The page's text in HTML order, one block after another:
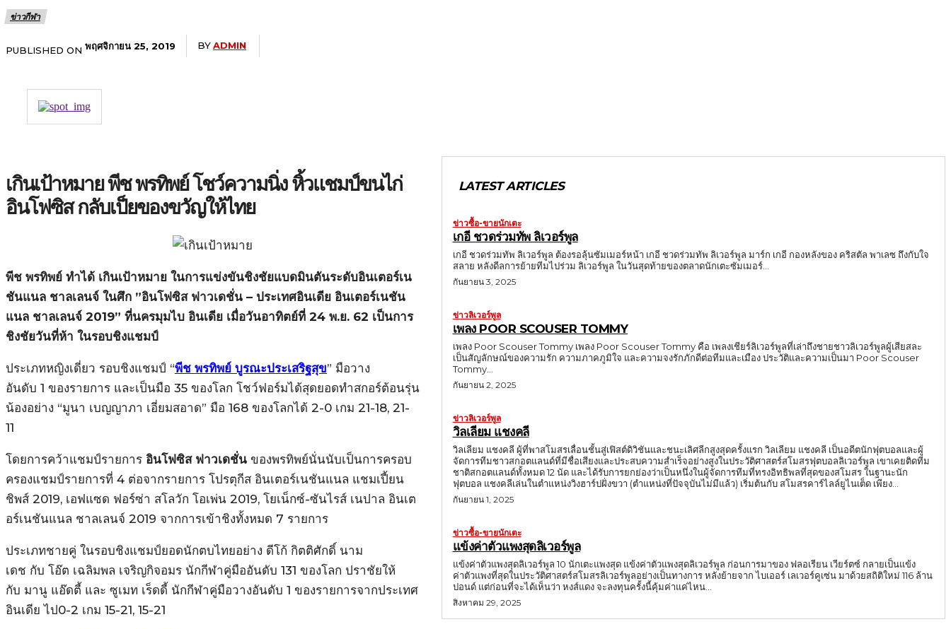
ข่าวกีฬา
PUBLISHED ON พฤศจิกายน 25, 2019 BYADMIN
เกินเป้าหมาย พีช พรทิพย์ โชว์ความนิ่ง หิ้วแชมป์ขนไก่
อินโฟซิส กลับเป็ยของขวัญให้ไทย
พีช พรทิพย์ ทำได้ เกินเป้าหมาย ในการแข่งขันชิงชัยแบดมินตันระดับอินเตอร์เน
ชันแนล ชาลเลนจ์ ในศึก ”อินโฟซิส ฟาวเดชั่น – ประเทศอินเดีย อินเตอร์เนชัน
แนล ชาลเลนจ์ 2019” ที่นครมุมไบ อินเดีย เมื่อวันอาทิตย์ที่ 24 พ.ย. 62 เป็นการ
ชิงชัยวันที่ห้า ในรอบชิงแชมป์
ประเภทหญิงเดี่ยว รอบชิงแชมป์ “พีช พรทิพย์ บูรณะประเสริฐสุข” มือวาง
อันดับ 1 ของรายการ และเป็นมือ 35 ของโลก โชว์ฟอร์มได้สุดยอดทำสกอร์ต้อนรุ่น
น้องอย่าง “มูนา เบญญาภา เอี่ยมสอาด” มือ 168 ของโลกได้ 2-0 เกม 21-18, 21-
11
โดยการคว้าแชมป์รายการ อินโฟซิส ฟาวเดชั่น ของพรทิพย์นั่นนับเป็นการครอบ
ครองแชมป์รายการที่ 4 ต่อจากรายการ โปรตุกีส อินเตอร์เนชันแนล แชมเปี้ยน
ชิพส์ 2019, เอฟแซด ฟอร์ซ่า สโลวัก โอเพ่น 2019, โยเน็กซ์-ซันไรส์ เนปาล อินเต
อร์เนชันแนล ชาลเลนจ์ 2019 จากการเข้าชิงทั้งหมด 7 รายการ
ประเภทชายคู่ ในรอบชิงแชมป์ยอดนักตบไทยอย่าง ดีโก้ กิตติศักดิ์ นาม
เดช กับ โอ๊ต เฉลิมพล เจริญกิจอมร นักกีฬาคู่มืออันดับ 131 ของโลก ปราชัยให้
กับ มานู แอ๊ดตี้ และ ซูเมท เร็ดดี้ นักกีฬาคู่มือวางอันดับ 1 ของรายการจากประเทศ
อินเดีย ไป0-2 เกม 15-21, 15-21
LATEST ARTICLES
ข่าวซื้อ-ขายนักเตะ
เกอี ชวดร่วมทัพ ลิเวอร์พูล
เกอี ชวดร่วมทัพ ลิเวอร์พูล ต้องรอลุ้นซัมเมอร์หน้า เกอี ชวดร่วมทัพ ลิเวอร์พูล มาร์ก เกอี กองหลังของ คริสตัล พาเลซ ถึงกับใจ
สลาย หลังดีลการย้ายทีมไปร่วม ลิเวอร์พูล ในวันสุดท้ายของตลาดนักเตะซัมเมอร์...
กันยายน 3, 2025
ข่าวลิเวอร์พูล
เพลง POOR SCOUSER TOMMY
เพลง Poor Scouser Tommy เพลง Poor Scouser Tommy คือ เพลงเชียร์ลิเวอร์พูลที่เล่าถึงชายชาวลิเวอร์พูลผู้เสียสละ
เป็นสัญลักษณ์ของความรัก ความภาคภูมิใจ และความจงรักภักดีต่อทีมและเมือง ประวัติและความเป็นมา Poor Scouser
Tommy...
กันยายน 2, 2025
ข่าวลิเวอร์พูล
วิลเลียม แชงคลี
วิลเลียม แชงคลี ผู้ที่พาสโมสรเลื่อนชั้นสู่เฟิสต์ดิวิชันและชนะเลิศลีกสูงสุดครั้งแรก วิลเลียม แชงคลี เป็นอดีตนักฟุตบอลและผู้
จัดการทีมชาวสกอตแลนด์ที่มีชื่อเสียงและประสบความสำเร็จอย่างสูงในประวัติศาสตร์สโมสรฟุตบอลลิเวอร์พูล เขาเคยติดทีม
ชาติสกอตแลนด์ทั้งหมด 12 นัด และได้รับการยกย่องว่าเป็นหนึ่งในผู้จัดการทีมที่ทรงอิทธิพลที่สุดของสโมสร ในฐานะนัก
ฟุตบอล แชงคลีเล่นในตำแหน่งวิงฮาร์ปฝั่งขวา (ตำแหน่งที่ปัจจุบันไม่มีแล้ว) เริ่มต้นกับ สโมสรคาร์ไลล์ยูไนเต็ด เพียง...
กันยายน 1, 2025
ข่าวซื้อ-ขายนักเตะ
แข้งค่าตัวแพงสุดลิเวอร์พูล
แข้งค่าตัวแพงสุดลิเวอร์พูล 10 นักเตะแพงสุด แข้งค่าตัวแพงสุดลิเวอร์พูล ก่อนการมาของ ฟลอเรียน เวียร์ตซ์ กลายเป็นแข้ง
ค่าตัวแพงที่สุดในประวัติศาสตร์สโมสรลิเวอร์พูลอย่างเป็นทางการ หลังย้ายจาก ไบเออร์ เลเวอร์คูเซ่น มาด้วยสถิติใหม่ 116 ล้าน
ปอนด์ แต่ก่อนที่จะได้เห็นว่า หงส์แดง จะลงทุนครั้งนี้คุ้มค่าแค่ไหน...
สิงหาคม 29, 2025